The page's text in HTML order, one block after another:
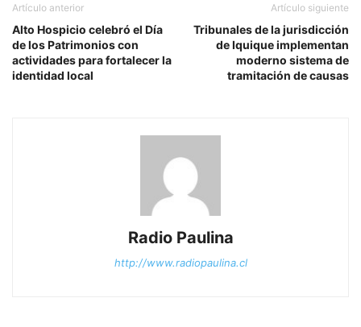
Artículo anterior
Alto Hospicio celebró el Día
de los Patrimonios con
actividades para fortalecer la
identidad local
Artículo siguiente
Tribunales de la jurisdicción
de Iquique implementan
moderno sistema de
tramitación de causas
Radio Paulina
http://www.radiopaulina.cl